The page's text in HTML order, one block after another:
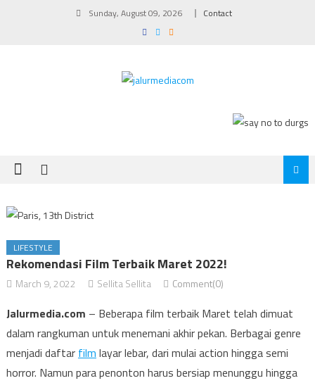
Sunday, August 09, 2026 Contact
LIFESTYLE
Rekomendasi Film Terbaik Maret 2022!
March 9, 2022 Sellita Sellita Comment(0)
Jalurmedia.com – Beberapa film terbaik Maret telah dimuat
dalam rangkuman untuk menemani akhir pekan. Berbagai genre
menjadi daftar film layar lebar, dari mulai action hingga semi
horror. Namun para penonton harus bersiap menunggu hingga